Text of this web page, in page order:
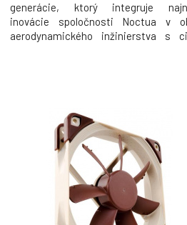
generácie, ktorý integruje
inovácie spoločnosti Noctua v
aerodynamického inžinierstva s